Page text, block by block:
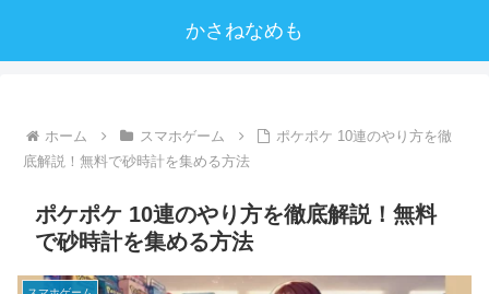
かさねなめも
ホーム スマホゲーム
ポケポケ 10連のやり方を徹
底解説！無料で砂時計を集める方法
ポケポケ 10連のやり方を徹底解説！無料
で砂時計を集める方法